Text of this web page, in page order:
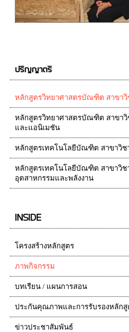
ปริญญาตรี
หลักสูตรวิทยาศาสตรบัณฑิต สาขาวิ
หลักสูตรวิทยาศาสตรบัณฑิต สาขาวิ
และแอนิเมชัน
หลักสูตรเทคโนโลยีบัณฑิต สาขาวิช
หลักสูตรเทคโนโลยีบัณฑิต สาขาวิช
อุตสาหกรรมและพลังงาน
INSIDE
โครงสร้างหลักสูตร
ภาพกิจกรรม
บทเรียน / แผนการสอน
ประกันคุณภาพและการรับรองหลักสู
ข่าวประชาสัมพันธ์